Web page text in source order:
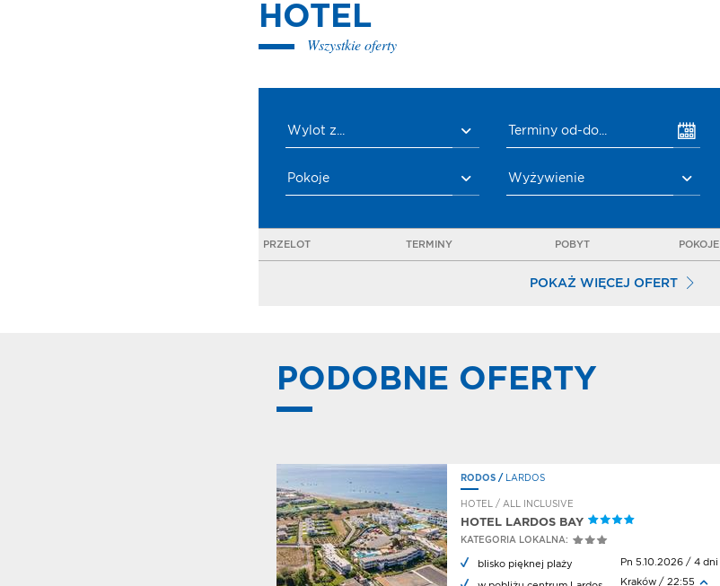
HOTEL
Wszystkie oferty
Wylot z... Terminy od-do...
Pokoje Wyżywienie
PRZELOT TERMINY POBYT POKOJE
POKAŻ WIĘCEJ OFERT
PODOBNE OFERTY
RODOS / LARDOS
HOTEL / ALL INCLUSIVE
HOTEL LARDOS BAY
KATEGORIA LOKALNA:
blisko pięknej plaży
Pn 5.10.2026 / 4 dni
Kraków / 22:55